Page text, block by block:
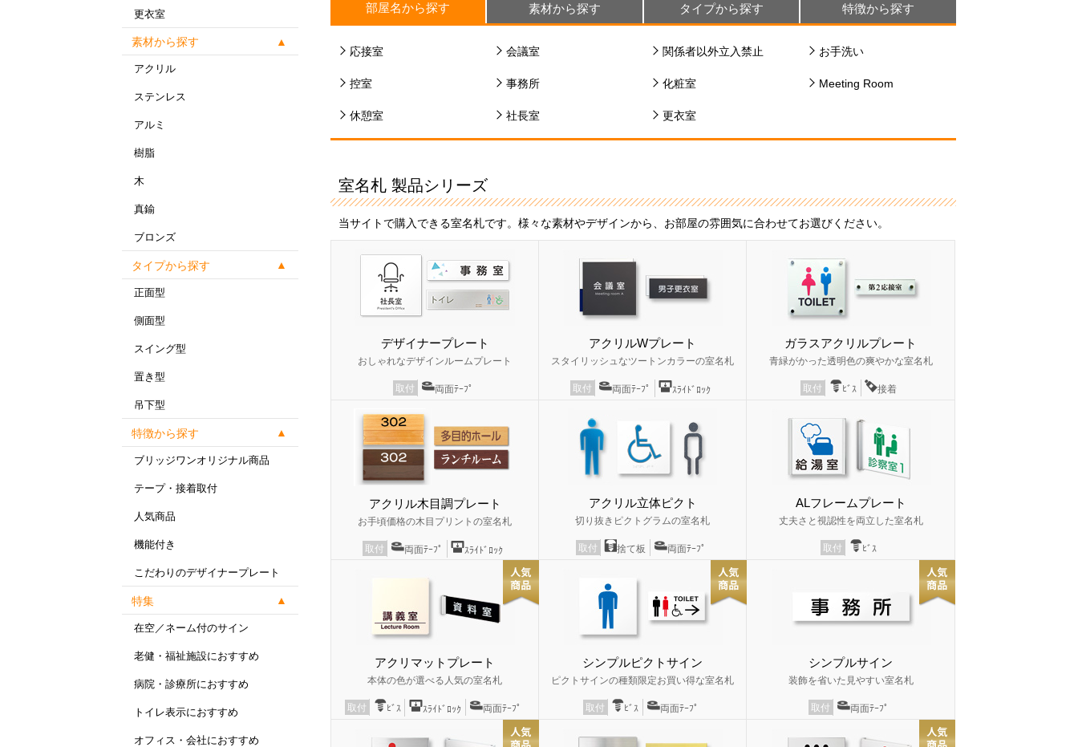
更衣室
素材から探す
アクリル
ステンレス
アルミ
樹脂
木
真鍮
ブロンズ
タイプから探す
正面型
側面型
スイング型
置き型
吊下型
特徴から探す
ブリッジワンオリジナル商品
テープ・接着取付
人気商品
機能付き
こだわりのデザイナープレート
特集
在空／ネーム付のサイン
老健・福祉施設におすすめ
病院・診療所におすすめ
トイレ表示におすすめ
オフィス・会社におすすめ
部屋名から探す 素材から探す タイプから探す 特徴から探す
応接室 会議室 関係者以外立入禁止 お手洗い
控室 事務所 化粧室 Meeting Room
休憩室 社長室 更衣室
室名札 製品シリーズ
当サイトで購入できる室名札です。様々な素材やデザインから、お部屋の雰囲気に合わせてお選びください。
デザイナープレート
おしゃれなデザインルームプレート
取付 両面ﾃｰﾌﾟ
アクリルWプレート
スタイリッシュなツートンカラーの室名札
取付 両面ﾃｰﾌﾟ ｽﾗｲﾄﾞﾛｯｸ
ガラスアクリルプレート
青緑がかった透明色の爽やかな室名札
取付 ﾋﾞｽ 接着
アクリル木目調プレート
お手頃価格の木目プリントの室名札
取付 両面ﾃｰﾌﾟ ｽﾗｲﾄﾞﾛｯｸ
アクリル立体ピクト
切り抜きピクトグラムの室名札
取付 捨て板 両面ﾃｰﾌﾟ
ALフレームプレート
丈夫さと視認性を両立した室名札
取付 ﾋﾞｽ
アクリマットプレート
本体の色が選べる人気の室名札
取付 ﾋﾞｽ ｽﾗｲﾄﾞﾛｯｸ 両面ﾃｰﾌﾟ
シンプルピクトサイン
ピクトサインの種類限定お買い得な室名札
取付 ﾋﾞｽ 両面ﾃｰﾌﾟ
シンプルサイン
装飾を省いた見やすい室名札
取付 両面ﾃｰﾌﾟ